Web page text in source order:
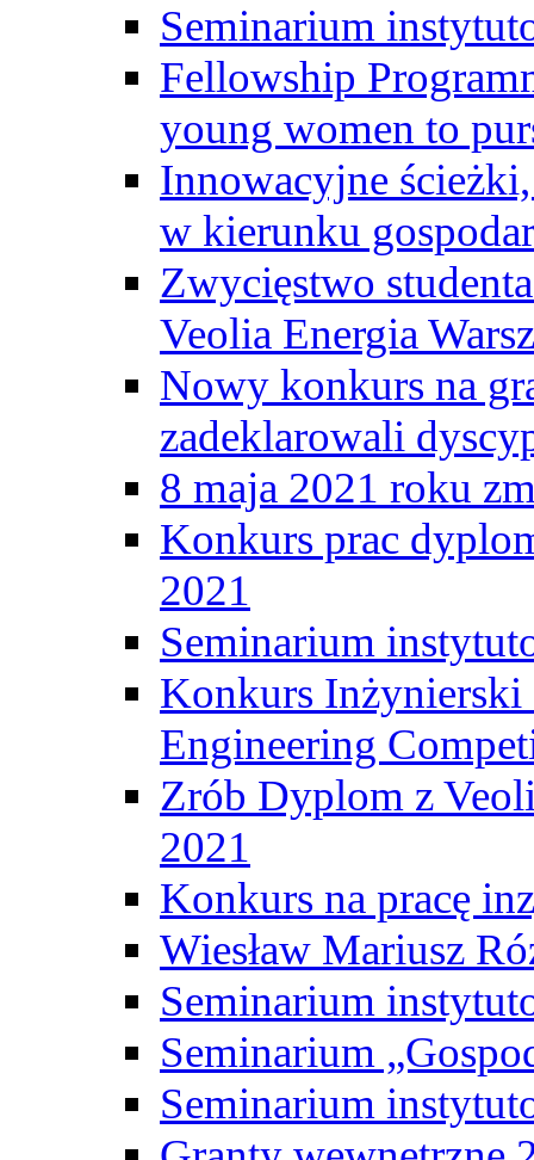
Seminarium
Fellowship
young women to
Innowacyjne
w kierunku
Zwycięstwo
Veolia Energia
Nowy konkurs na
zadeklarowali
8 maja 2021 roku
Konkurs prac
2021
Seminarium
Konkurs
Engineering
Zrób Dyplom z
2021
Konkurs na pracę
Wiesław Mariusz
Seminarium
Seminarium
Seminarium